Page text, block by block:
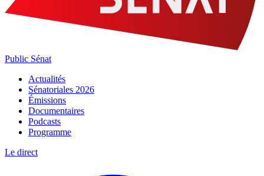
Public Sénat
Actualités
Sénatoriales 2026
Émissions
Documentaires
Podcasts
Programme
Le direct